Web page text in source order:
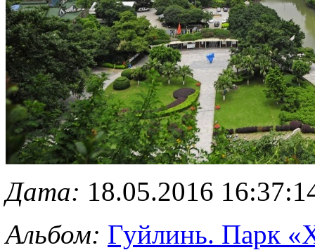
Дата: 18.05.2016
Альбом: Гуйлинь. Парк